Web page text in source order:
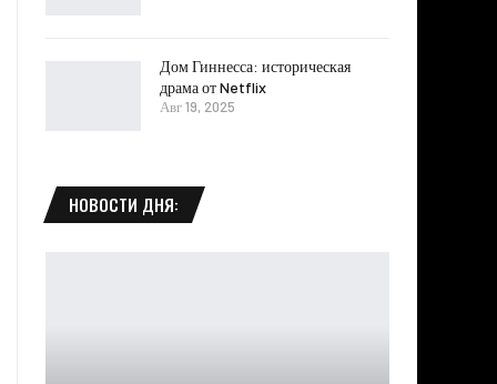
Дом Гиннесса: историческая
драма от Netflix
Авг 19, 2025
НОВОСТИ ДНЯ: